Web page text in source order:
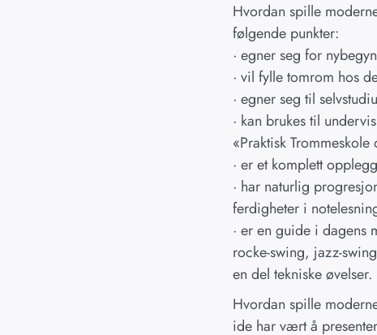
Hvordan spille
følgende punkter:
· egner seg for
· vil fylle tomrom hos
· egner seg til
· kan brukes til
«Praktisk
· er et komplett
· har naturlig
ferdigheter i
· er en guide i dagens
rocke-swing, jazz-
en del tekniske øvelser.
Hvordan spille
ide har vært å